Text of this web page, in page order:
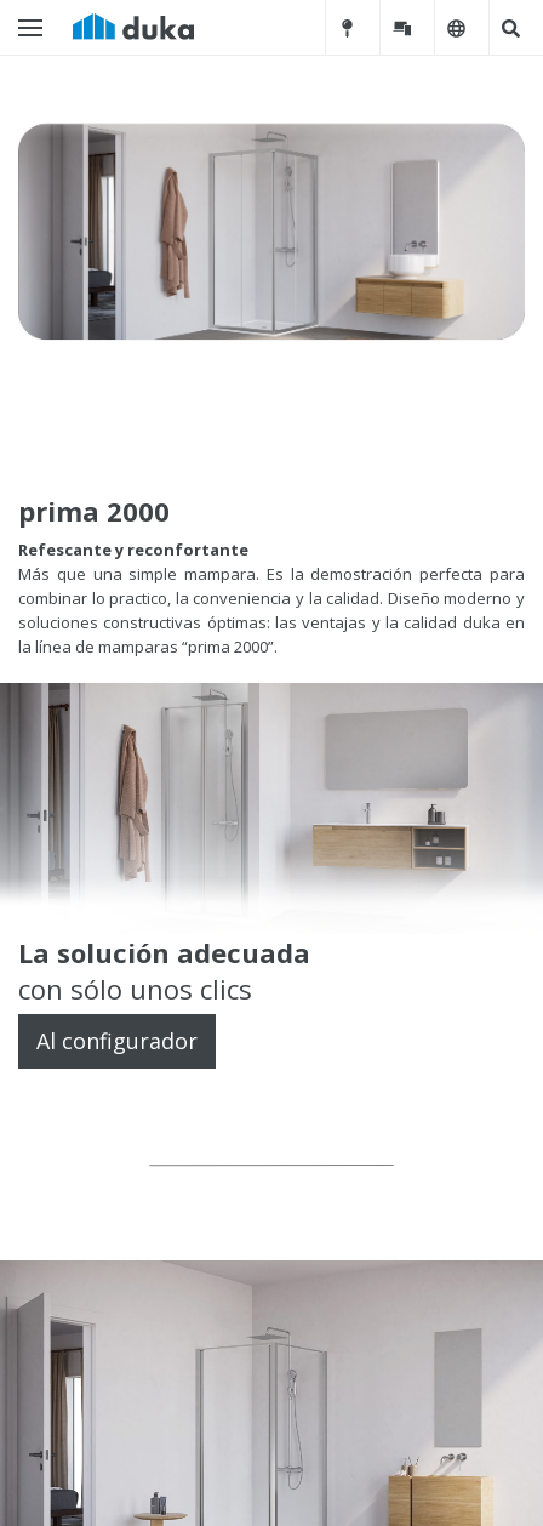
prima 2000
Refescante y reconfortante
Más que una simple mampara. Es la demostración perfecta para
combinar lo practico, la conveniencia y la calidad. Diseño moderno y
soluciones constructivas óptimas: las ventajas y la calidad duka en
la línea de mamparas “prima 2000”.
La solución adecuada
con sólo unos clics
Al configurador